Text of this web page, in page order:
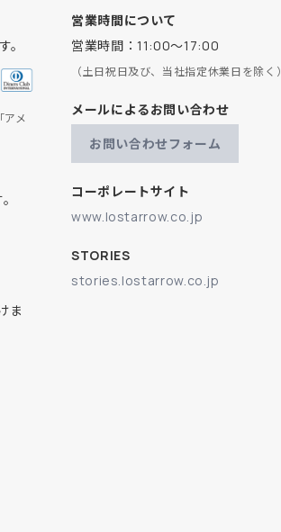
。
アメ
ま
営業時間について
営業時間：11:00～17:00
（土日祝日及び、当社指定休業日を除く）
メールによるお問い合わせ
お問い合わせフォーム
コーポレートサイト
www.lostarrow.co.jp
STORIES
stories.lostarrow.co.jp